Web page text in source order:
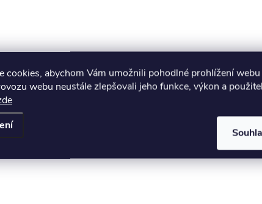
cookies, abychom Vám umožnili pohodlné prohlížení
webu neustále zlepšovali jeho funkce, výkon a